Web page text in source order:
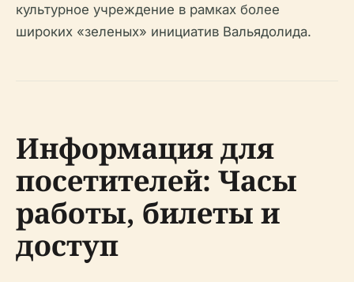
культурное учреждение в рамках более
широких «зеленых» инициатив Вальядолида.
Информация для
посетителей: Часы
работы, билеты и
доступ